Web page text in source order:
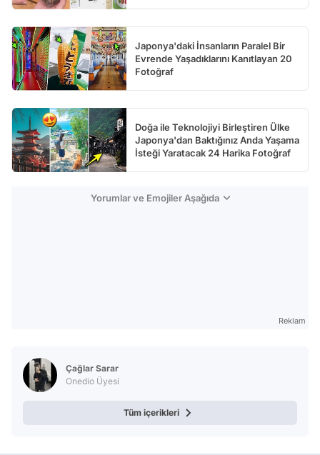
Japonya'daki İnsanların Paralel Bir
Evrende Yaşadıklarını Kanıtlayan 20
Fotoğraf
Doğa ile Teknolojiyi Birleştiren Ülke
Japonya'dan Baktığınız Anda Yaşama
İsteği Yaratacak 24 Harika Fotoğraf
Yorumlar ve Emojiler Aşağıda
Reklam
Çağlar Sarar
Onedio Üyesi
Tüm içerikleri